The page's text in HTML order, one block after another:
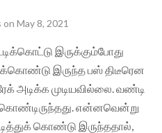
on May 8, 2021
இருக்கும்போது
இருந்த பஸ் திடீரென
அடிக்க முடியவில்லை. வண்டி
என்னவென்று
கொண்டு இருந்ததால்,